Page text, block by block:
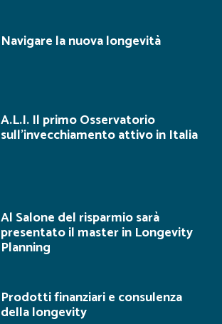
Navigare la nuova longevità
A.L.I. Il primo Osservatorio
sull’invecchiamento attivo in Italia
Al Salone del risparmio sarà
presentato il master in Longevity
Planning
Prodotti finanziari e consulenza
della longevity